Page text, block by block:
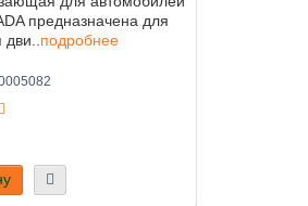
предназначена для
подробнее